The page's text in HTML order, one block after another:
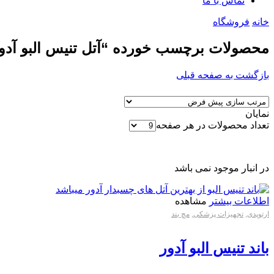
خانه فروشگاه
محصولات برچسب خورده “آتل تنیس البو
بازگشت به صفحه قبلی
نمایان
تعداد محصولات در هر صفحه
در انبار موجود نمی باشد
اطلاعات بیشتر مشاهده
ارتوپدی, تجهیزات پزشکی, مچ بند
باند تنیس البو آدور